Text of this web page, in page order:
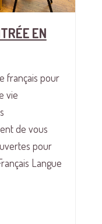
EN
français pour
vie
de vous
pour
Langue